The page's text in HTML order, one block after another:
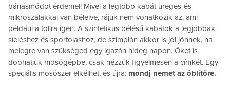
bánásmódot érdemel! Mivel a legtöbb kabát üreges-és
mikroszálakkal van bélelve, rájuk nem vonatkozik az, ami
például a tollra igen. A szintetikus bélésű kabátok a legjobbak
síeléshez és sportoláshoz, de szimplán akkor is jól jönnek, ha
melegre van szükséged egy igazán hideg napon. Őket is
dobhatjuk mosógépbe, csak nézzük figyelmesen a címkét. Egy
speciális mosószer elkélhet, és újra: mondj nemet az öblítőre.